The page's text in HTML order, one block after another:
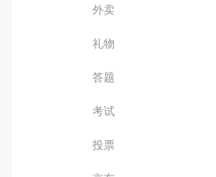
外卖
礼物
答题
考试
投票